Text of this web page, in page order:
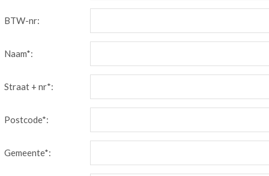
BTW-nr:
Naam*:
Straat + nr*:
Postcode*:
Gemeente*: